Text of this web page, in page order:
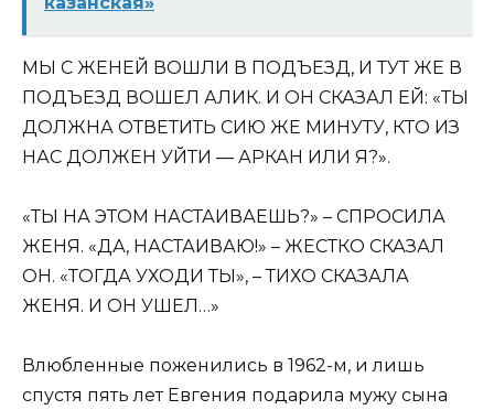
МЫ С ЖЕНЕЙ ВОШЛИ В ПОДЪЕЗД, И ТУТ ЖЕ В
ПОДЪЕЗД ВОШЕЛ АЛИК. И ОН СКАЗАЛ ЕЙ: «ТЫ
ДОЛЖНА ОТВЕТИТЬ СИЮ ЖЕ МИНУТУ, КТО ИЗ
НАС ДОЛЖЕН УЙТИ — АРКАН ИЛИ Я?».
«ТЫ НА ЭТОМ НАСТАИВАЕШЬ?» – СПРОСИЛА
ЖЕНЯ. «ДА, НАСТАИВАЮ!» – ЖЕСТКО СКАЗАЛ
ОН. «ТОГДА УХОДИ ТЫ», – ТИХО СКАЗАЛА
ЖЕНЯ. И ОН УШЕЛ…»
Влюбленные поженились в 1962-м, и лишь
спустя пять лет Евгения подарила мужу сына